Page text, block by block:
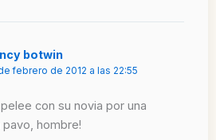
botwin
febrero de 2012 a las 22:55
con su novia por una
hombre!